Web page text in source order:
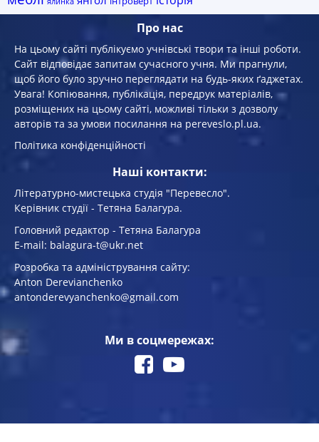
Про нас
На цьому сайті публікуємо учнівські твори та інші роботи.
Сайт відповідає запитам сучасного учня. Ми прагнули,
щоб його було зручно переглядати на будь-яких ґаджетах.
Увага! Копiювання, публiкацiя, передрук матеріалів,
розміщених на цьому сайті, можливі тільки з дозволу
авторів та за умови посилання на pereveslo.pl.ua.
Політика конфіденційності
Наші контакти:
Літературно-мистецька студія "Перевесло".
Керівник студії - Тетяна Балагура.
Головний редактор - Тетяна Балагура
E-mail: balagura-t@ukr.net
Розробка та адміністрування сайту:
Anton Derevianchenko
antonderevyanchenko@gmail.com
Ми в соцмережах: